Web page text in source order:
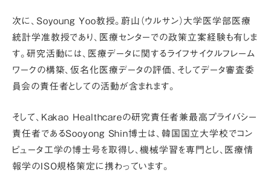
次に、Soyoung Yoo教授。蔚山（ウルサン）大学医学部医療
統計学准教授であり、医療センターでの政策立案経験も有しま
す。研究活動には、医療データに関するライフサイクルフレーム
ワークの構築、仮名化医療データの評価、そしてデータ審査委
員会の責任者としての活動が含まれます。
そして、Kakao Healthcareの研究責任者兼最高プライバシー
責任者であるSooyong Shin博士は、韓国国立大学校でコン
ピュータ工学の博士号を取得し、機械学習を専門とし、医療情
報学のISO規格策定に携わっています。